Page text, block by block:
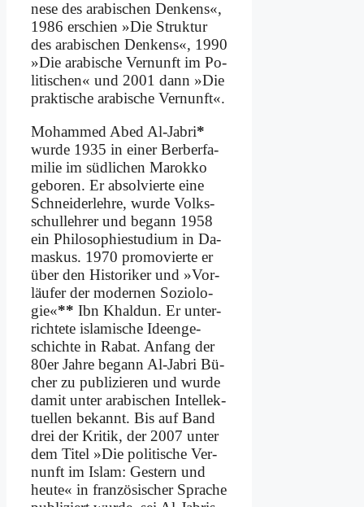
ne­se des ara­bi­schen Den­kens«,
1986 er­schien »Die Struk­tur
des ara­bi­schen Den­kens«, 1990
»Die ara­bi­sche Ver­nunft im Po­
li­ti­schen« und 2001 dann »Die
prak­ti­sche ara­bi­sche Ver­nunft«.
Mo­ham­med Abed Al-Ja­bri*
wur­de 1935 in ei­ner Ber­ber­fa­
mi­lie im süd­li­chen Ma­rok­ko
ge­bo­ren. Er ab­sol­vier­te ei­ne
Schnei­der­leh­re, wur­de Volks­
schul­leh­rer und be­gann 1958
ein Phi­lo­so­phie­stu­di­um in Da­
mas­kus. 1970 pro­mo­vier­te er
über den Hi­sto­ri­ker und »Vor­
läu­fer der mo­der­nen So­zio­lo­
gie«** Ibn Khal­dun. Er un­ter­
rich­te­te is­la­mi­sche Ideen­ge­
schich­te in Ra­bat. An­fang der
80er Jah­re be­gann Al-Ja­bri Bü­
cher zu pu­bli­zie­ren und wur­de
da­mit un­ter ara­bi­schen In­tel­lek­
tu­el­len be­kannt. Bis auf Band
drei der Kri­tik, der 2007 un­ter
dem Ti­tel »Die po­li­ti­sche Ver­
nunft im Is­lam: Ge­stern und
heu­te« in fran­zö­si­scher Spra­che